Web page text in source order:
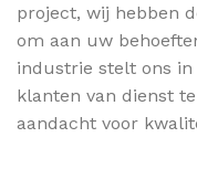
project, wij hebben
om aan uw
industrie stelt ons
klanten van dienst
aandacht voor